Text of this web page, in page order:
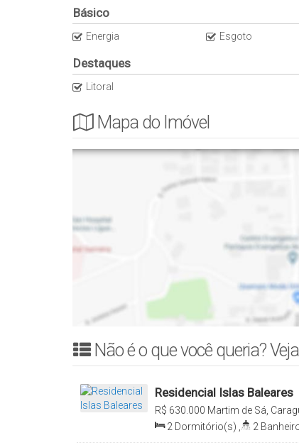
Básico
Energia Esgoto
Destaques
Litoral
Mapa do Imóvel
Não é o que você queria?
Residencial Islas Baleares
R$ 630.000 Martim de Sá,
2 Dormitório(s) 2